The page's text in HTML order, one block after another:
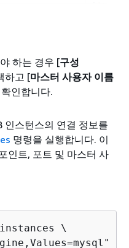
하는 경우 [구성
하고 [마스터 사용자 이름
인합니다.
인스턴스의 연결 정보를
명령을 실행합니다. 이
인트, 포트 및 마스터 사
\
\